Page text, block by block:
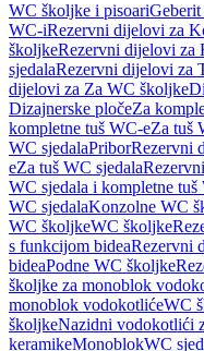
WC školjke i pisoari
WC-iRezervni dijelovi za
školjkeRezervni dijelovi za
sjedalaRezervni dijelovi za
dijelovi za Za WC školjke
Dizajnerske pločeZa
kompletne tuš WC-eZa tuš
WC sjedalaPriborRezervni
eZa tuš WC sjedala
WC sjedala i kompletne tuš
WC sjedalaKonzolne WC
WC školjkeWC školjke
s funkcijom bideaRezervni
bideaPodne WC školjke
školjke za monoblok
monoblok vodokotlićeWC
školjkeNazidni vodokotlići
keramikeMonoblokWC